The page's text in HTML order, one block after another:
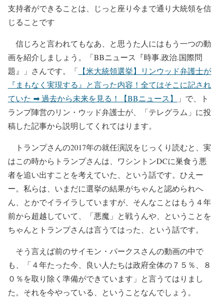
支持者ができることは、じっと座り今まで通り大統領を信
じることです
信じろと言われてもなあ、と思うた人にはもう一つの動
画を紹介しましょう。「BBニュース『時事.政治.国際問
題』」さんです。「 【米大統領選挙】リンウッド弁護士が
『まもなく実現する』と言った内容！全てはそこに記され
ていた ➡ 過去から未来を見る！【BBニュース】
」で、ト
ランプ陣営のリン・ウッド弁護士が、「テレグラム」に投
稿した記事から説明してくれてはります。
トランプさんの2017年の就任演説をじっくり読むと、実
はこの時からトランプさんは、ワシントンDCに巣食う悪
者を追い出すことを考えていた、という話です。ひえー
ー。私らは、いまだに選挙の結果がちゃんと認められへ
ん、とかでイライラしていますが、そんなことはもう４年
前から超越していて、「悪魔」と戦うんや、ということを
ちゃんとトランプさんは言うてはった、という話です。
そう言えば前のサイモン・パークスさんの動画の中で
も、「４年たった今、良い人たちは政府全体の７５％、８
０％を取り除く準備ができています」と言うてはりまし
た。それを今やっている、ということなんでしょう。